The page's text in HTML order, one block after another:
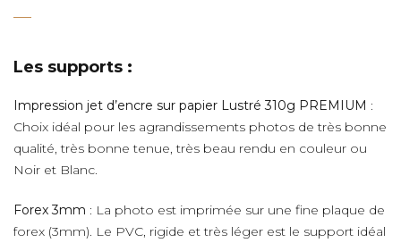
Les supports :
Impression jet d’encre sur papier Lustré 310g PREMIUM :
Choix idéal pour les agrandissements photos de très bonne
qualité, très bonne tenue, très beau rendu en couleur ou
Noir et Blanc.
Forex 3mm : La photo est imprimée sur une fine plaque de
forex (3mm). Le PVC, rigide et très léger est le support idéal